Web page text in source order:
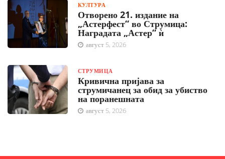
КУЛТУРА
Отворено 21. издание на
„Астерфест“ во Струмица:
Наградата „Астер“ ѝ
август 5, 2026
СТРУМИЦА
Кривична пријава за
струмичанец за обид за убиство
на поранешната
август 5, 2026